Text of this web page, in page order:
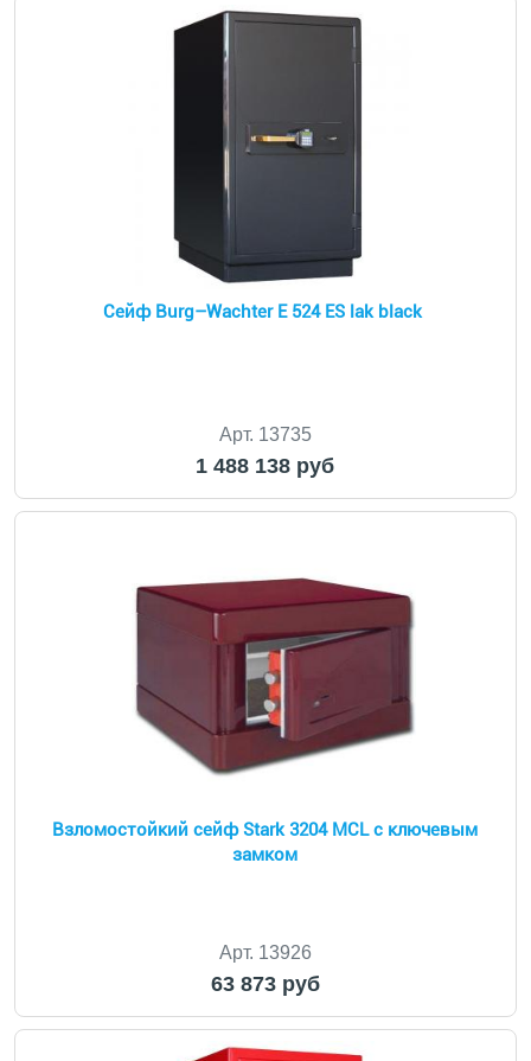
Сейф Burg–Wachter E 524 ES lak black
Арт. 13735
1 488 138 руб
Взломостойкий сейф Stark 3204 MCL с ключевым
замком
Арт. 13926
63 873 руб